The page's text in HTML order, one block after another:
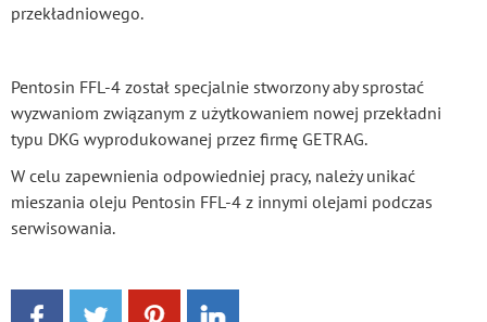
przekładniowego.
Pentosin FFL-4 został specjalnie stworzony aby sprostać
wyzwaniom związanym z użytkowaniem nowej przekładni
typu DKG wyprodukowanej przez firmę GETRAG.
W celu zapewnienia odpowiedniej pracy, należy unikać
mieszania oleju Pentosin FFL-4 z innymi olejami podczas
serwisowania.